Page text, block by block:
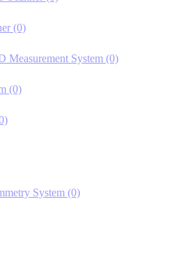
(0)
Measurement System (0)
(0)
System (0)